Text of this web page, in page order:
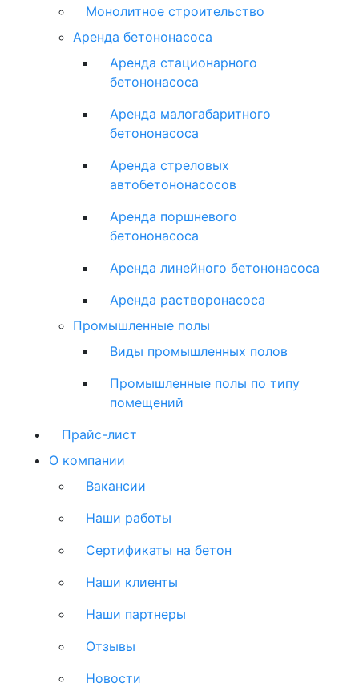
Монолитное строительство
Аренда бетононасоса
Аренда стационарного
бетононасоса
Аренда малогабаритного
бетононасоса
Аренда стреловых
автобетононасосов
Аренда поршневого
бетононасоса
Аренда линейного бетононасоса
Аренда растворонасоса
Промышленные полы
Виды промышленных полов
Промышленные полы по типу
помещений
Прайс-лист
О компании
Вакансии
Наши работы
Сертификаты на бетон
Наши клиенты
Наши партнеры
Отзывы
Новости